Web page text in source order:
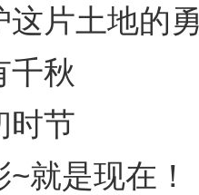
这片土地的
千秋
时节
就是现在！